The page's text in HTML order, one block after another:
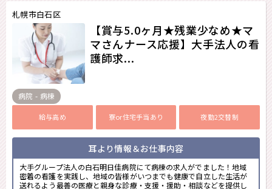
札幌市白石区
【賞与5.0ヶ月★残業少なめ★マ
マさんナース応援】大手法人の看
護師求...
病院 - 病棟
給与高め 寮or住宅手当あり 夜勤2交替制
耳より情報＆お仕事内容
大手グループ法人の白石明日佳病院にて病棟の求人がでました！地域
密着の看護を実践し、地域の皆様がいつまでも健康で自立した生活が
送れるよう最善の医療と親身な診療・支援・援助・相談などを提供し